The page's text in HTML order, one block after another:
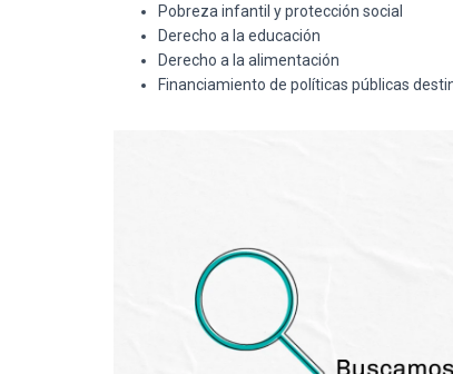
Pobreza infantil y protección social
Derecho a la educación
Derecho a la alimentación
Financiamiento de políticas públicas